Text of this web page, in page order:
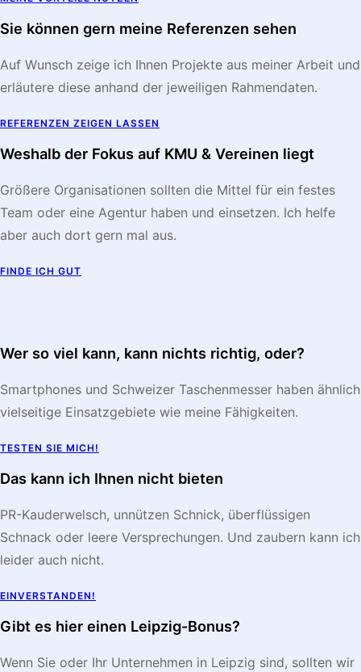
Sie können gern meine Referenzen sehen
Auf Wunsch zeige ich Ihnen Projekte aus meiner Arbeit und
erläutere diese anhand der jeweiligen Rahmendaten.
REFERENZEN ZEIGEN LASSEN
Weshalb der Fokus auf KMU & Vereinen liegt
Größere Organisationen sollten die Mittel für ein festes
Team oder eine Agentur haben und einsetzen. Ich helfe
aber auch dort gern mal aus.
FINDE ICH GUT
Wer so viel kann, kann nichts richtig, oder?
Smartphones und Schweizer Taschenmesser haben ähnlich
vielseitige Einsatzgebiete wie meine Fähigkeiten.
TESTEN SIE MICH!
Das kann ich Ihnen nicht bieten
PR-Kauderwelsch, unnützen Schnick, überflüssigen
Schnack oder leere Versprechungen. Und zaubern kann ich
leider auch nicht.
EINVERSTANDEN!
Gibt es hier einen Leipzig-Bonus?
Wenn Sie oder Ihr Unternehmen in Leipzig sind, sollten wir